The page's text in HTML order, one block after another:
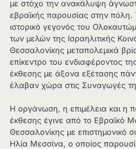
με στόχο την ανακάλυψη
εβραϊκής παρουσίας στην πόλη.
ιστορικό γεγονός του
των μελών της Ισραηλιτικής
Θεσσαλονίκης μεταπολεμικά
επίκεντρο του ενδιαφέροντος
έκθεσης με άξονα εξέτασης
έλαβαν χώρα στις Συναγωγές
Η οργάνωση, η επιμέλεια και η
έκθεσης έγινε από το Εβραϊκό
Θεσσαλονίκης με επιστημονικό
Ηλία Μεσσίνα, ο οποίος